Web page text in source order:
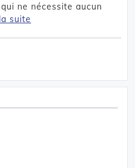
ne nécessite aucun
suite